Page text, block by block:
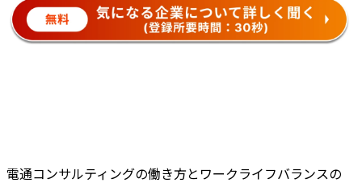
電通コンサルティングの働き方とワークライフバランスの